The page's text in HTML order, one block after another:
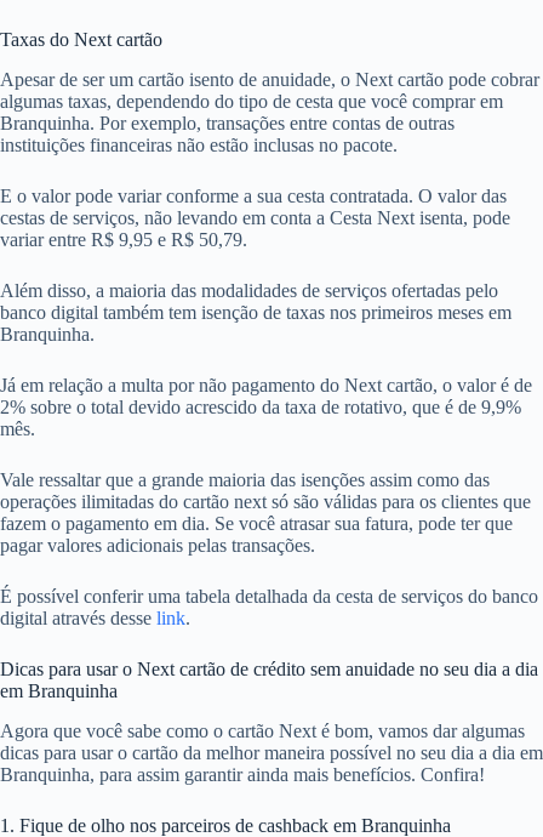
Taxas do Next cartão
Apesar de ser um cartão isento de anuidade, o Next cartão pode cobrar
algumas taxas, dependendo do tipo de cesta que você comprar em
Branquinha. Por exemplo, transações entre contas de outras
instituições financeiras não estão inclusas no pacote.
E o valor pode variar conforme a sua cesta contratada. O valor das
cestas de serviços, não levando em conta a Cesta Next isenta, pode
variar entre R$ 9,95 e R$ 50,79.
Além disso, a maioria das modalidades de serviços ofertadas pelo
banco digital também tem isenção de taxas nos primeiros meses em
Branquinha.
Já em relação a multa por não pagamento do Next cartão, o valor é de
2% sobre o total devido acrescido da taxa de rotativo, que é de 9,9%
mês.
Vale ressaltar que a grande maioria das isenções assim como das
operações ilimitadas do cartão next só são válidas para os clientes que
fazem o pagamento em dia. Se você atrasar sua fatura, pode ter que
pagar valores adicionais pelas transações.
É possível conferir uma tabela detalhada da cesta de serviços do banco
digital através desse link.
Dicas para usar o Next cartão de crédito sem anuidade no seu dia a dia
em Branquinha
Agora que você sabe como o cartão Next é bom, vamos dar algumas
dicas para usar o cartão da melhor maneira possível no seu dia a dia em
Branquinha, para assim garantir ainda mais benefícios. Confira!
1. Fique de olho nos parceiros de cashback em Branquinha